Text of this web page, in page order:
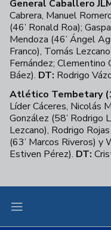
General Caballero
Cabrera, Manuel
(46’ Ronald Roa);
Mendoza (46’ Ángel
Franco), Tomás
Fernández; Clementino
Báez). DT: Rodrigo
Atlético Tembetary
Líder Cáceres, Nicolás
González (58’ Rodrigo
Lezcano), Rodrigo
(63’ Marcos Riveros) y
Estiven Pérez). DT: